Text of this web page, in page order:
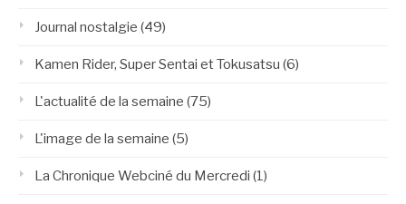
Journal nostalgie (49)
Kamen Rider, Super Sentai et Tokusatsu (6)
L'actualité de la semaine (75)
L'image de la semaine (5)
La Chronique Webciné du Mercredi (1)